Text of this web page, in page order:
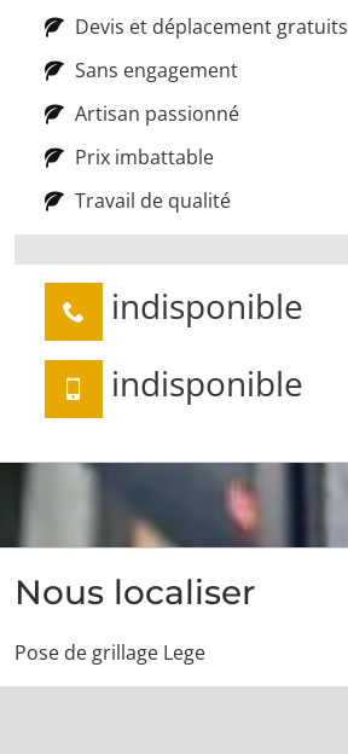
Devis et déplacement gratuits
Sans engagement
Artisan passionné
Prix imbattable
Travail de qualité
indisponible
indisponible
Nous localiser
Pose de grillage Lege